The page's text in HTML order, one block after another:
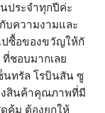
ประจำทุกปีค่ะ
บความงามและ
ปซื้อของขวัญให้กั
ชอบมากเลย
นทรัล โรบินสัน ซู
งสินค้าคุณภาพที่มี
คุ้ม ต้องยกให้